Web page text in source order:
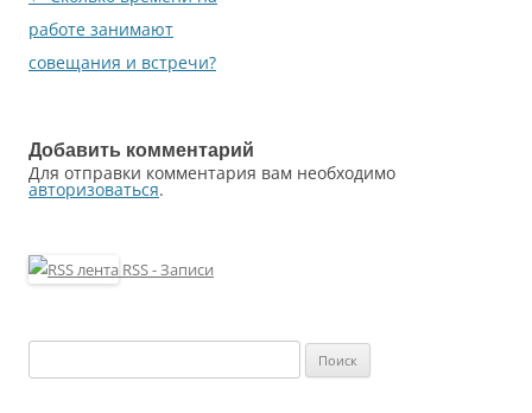
по
записям
работе занимают
совещания и встречи?
Добавить комментарий
Для отправки комментария вам необходимо
авторизоваться.
RSS - Записи